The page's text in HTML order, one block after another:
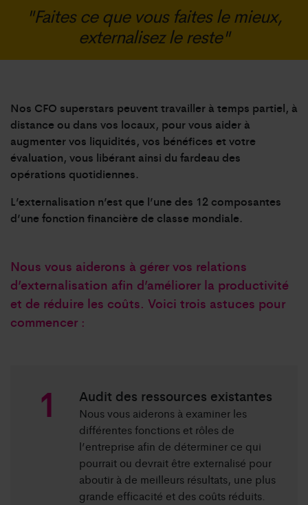
"Faites ce que vous faites le mieux,
externalisez le reste"
Nos CFO superstars peuvent travailler à temps partiel, à
distance ou dans vos locaux, pour vous aider à
augmenter vos liquidités, vos bénéfices et votre
évaluation, vous libérant ainsi du fardeau des
opérations quotidiennes.
L’externalisation n’est que l’une des 12 composantes
d’une fonction financière de classe mondiale.
Nous vous aiderons à gérer vos relations
d’externalisation afin d’améliorer la productivité
et de réduire les coûts. Voici trois astuces pour
commencer :
Audit des ressources existantes
Nous vous aiderons à examiner les
différentes fonctions et rôles de
l’entreprise afin de déterminer ce qui
pourrait ou devrait être externalisé pour
aboutir à de meilleurs résultats, une plus
grande efficacité et des coûts réduits.